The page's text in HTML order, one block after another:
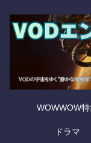
WOWWOW
ドラマ